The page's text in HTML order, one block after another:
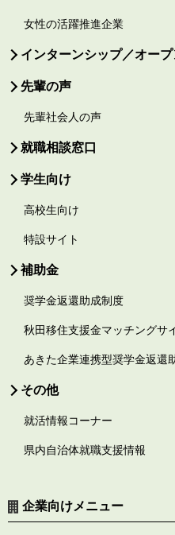
女性の活躍推進企業
インターンシップ／オー
先輩の声
先輩社会人の声
就職相談窓口
学生向け
高校生向け
特設サイト
補助金
奨学金返還助成制度
秋田移住支援金マッチングサ
あきた企業連携型奨学金返還
その他
就活情報コーナー
県内自治体就職支援情報
企業向けメニュー